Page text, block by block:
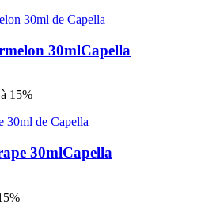
30mlCapella
15%
30mlCapella